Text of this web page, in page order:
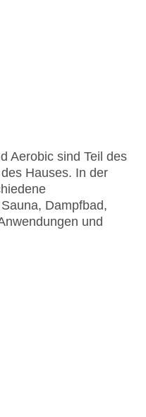
Aerobic sind Teil des
Hauses. In der
Dampfbad,
und